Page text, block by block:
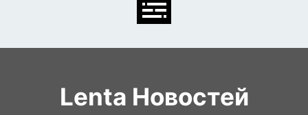
Lenta Новостей